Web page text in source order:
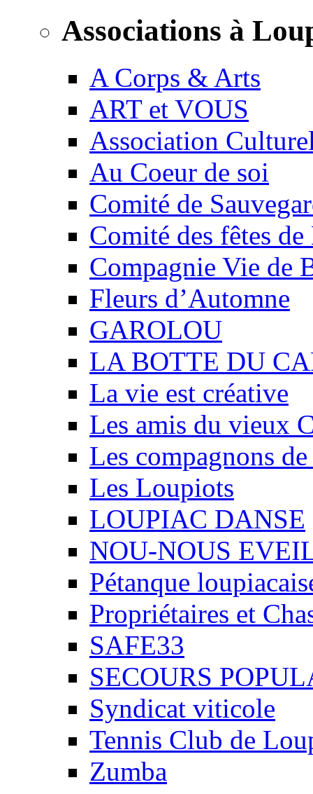
Associations à
A Corps & Arts
ART et VOUS
Association
Au Coeur de soi
Comité de
Comité des fêtes
Compagnie Vie de
Fleurs d’Automne
GAROLOU
LA BOTTE DU
La vie est créative
Les amis du vieux
Les compagnons
Les Loupiots
LOUPIAC DANSE
NOU-NOUS
Pétanque
Propriétaires et
SAFE33
SECOURS
Syndicat viticole
Tennis Club de
Zumba